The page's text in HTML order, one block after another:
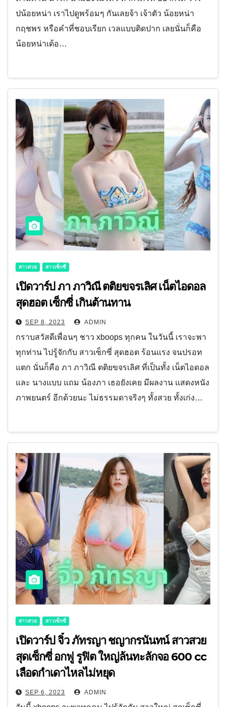
ปน้อยหน่า เราไปดูพร้อมๆ กันเลยจ้า เจ้าตัว น้อยหน่า
กฤชพร หรือคำที่ชอบเรียก เวลแบบติดปาก เลยนั่นก็คือ
น้อยหน่าเด้อ…
สาวสวย สาวเซ็กซี่
เปิดวาร์ป ภา ภาวิณี ตติยขจรเลิศ เน็ตไอดอล
สุดฮอต เซ็กซี่ เกินต้านทาน
SEP 8, 2023 ADMIN
กราบสวัสดีเพื่อนๆ ชาว xboops ทุกคน ในวันนี้ เราจะพา
ทุกท่าน ไปรู้จักกับ สาวเซ็กซี่ สุดฮอต ร้อนแรง จนปรอท
แตก นั่นก็คือ ภา ภาวิณี ตติยขจรเลิศ ที่เป็นทั้ง เน็ตไอดอล
และ นางแบบ แถม น้องภา เธอยังเคย มีผลงาน แสดงหนัง
ภาพยนตร์ อีกด้วยนะ ไม่ธรรมดาจริงๆ ทั้งสวย ทั้งเก่ง…
สาวสวย สาวเซ็กซี่
เปิดวาร์ป จิ๋ว ภัทรญา ชญากรนันทน์ สาวสวย
สุดเซ็กซี่ อกฟู รูฟิต ใหญ่ล้นทะลักจอ 600 cc
เลือดกำเดาไหลไม่หยุด
SEP 6, 2023 ADMIN